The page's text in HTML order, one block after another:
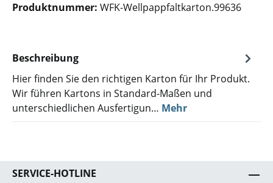
Produktnummer: WFK-Wellpappfaltkarton.99636
Beschreibung
Hier finden Sie den richtigen Karton für Ihr Produkt.
Wir führen Kartons in Standard-Maßen und
unterschiedlichen Ausfertigun… Mehr
SERVICE-HOTLINE